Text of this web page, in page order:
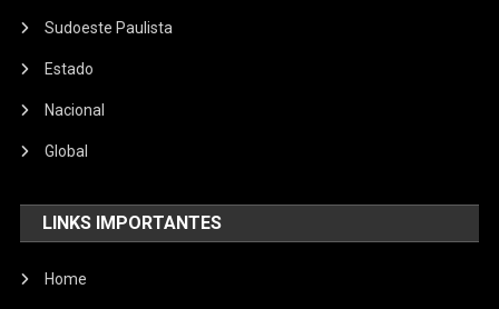
Sudoeste Paulista
Estado
Nacional
Global
LINKS IMPORTANTES
Home